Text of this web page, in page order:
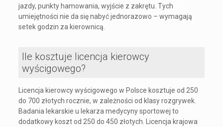
jazdy, punkty hamowania, wyjście z zakrętu. Tych
umiejętności nie da się nabyć jednorazowo – wymagają
setek godzin za kierownicą.
Ile kosztuje licencja kierowcy
wyścigowego?
Licencja kierowcy wyścigowego w Polsce kosztuje od 250
do 700 złotych rocznie, w zależności od klasy rozgrywek.
Badania lekarskie u lekarza medycyny sportowej to
dodatkowy koszt od 250 do 450 złotych. Licencja krajowa